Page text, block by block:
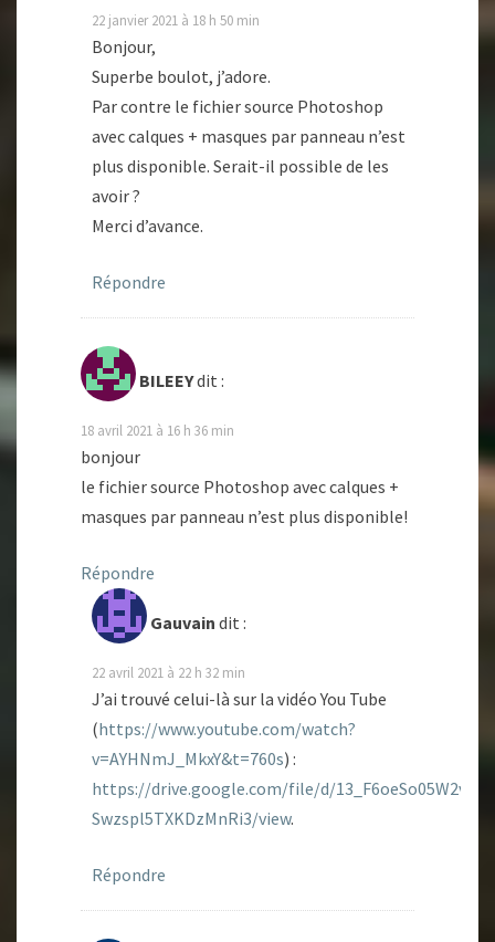
22 janvier 2021 à 18 h 50 min
Bonjour,
Superbe boulot, j’adore.
Par contre le fichier source Photoshop
avec calques + masques par panneau n’est
plus disponible. Serait-il possible de les
avoir ?
Merci d’avance.
Répondre
BILEEYdit :
18 avril 2021 à 16 h 36 min
bonjour
le fichier source Photoshop avec calques +
masques par panneau n’est plus disponible!
Répondre
Gauvain dit :
22 avril 2021 à 22 h 32 min
J’ai trouvé celui-là sur la vidéo You Tube
(https://www.youtube.com/watch?
v=AYHNmJ_MkxY&t=760s) :
https://drive.google.com/file/d/13_F6oeSo05W2vi-
Swzspl5TXKDzMnRi3/view.
Répondre